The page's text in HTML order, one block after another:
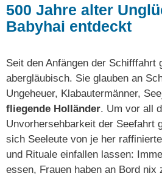
500 Jahre alter
Babyhai entdeckt
Seit den Anfängen der Schifffahrt
abergläubisch. Sie glauben an
Ungeheuer, Klabautermänner,
fliegende Holländer. Um vor all
Unvorhersehbarkeit der Seefahrt
sich Seeleute von je her
und Rituale einfallen lassen:
essen, Frauen haben an Bord nix